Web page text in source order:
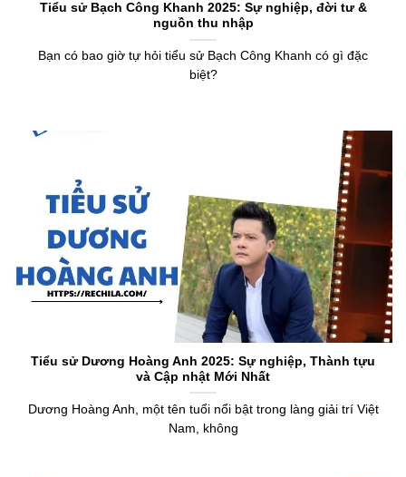
Tiểu sử Bạch Công Khanh 2025: Sự nghiệp, đời tư &
nguồn thu nhập
Bạn có bao giờ tự hỏi tiểu sử Bạch Công Khanh có gì đặc
biệt?
Tiểu sử Dương Hoàng Anh 2025: Sự nghiệp, Thành tựu
và Cập nhật Mới Nhất
Dương Hoàng Anh, một tên tuổi nổi bật trong làng giải trí Việt
Nam, không